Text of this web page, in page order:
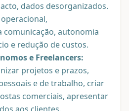
dados desorganizados.
comunicação, autonomia
e redução de custos.
e Freelancers:
projetos e prazos,
e de trabalho, criar
comerciais, apresentar